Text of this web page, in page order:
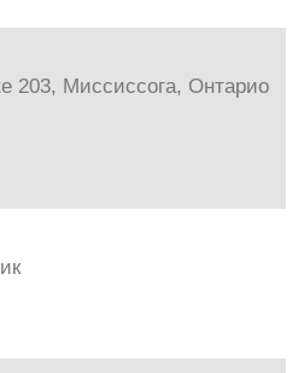
203, Миссиссога, Онтарио